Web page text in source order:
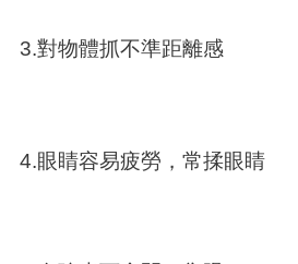
3.對物體抓不準距離感
4.眼睛容易疲勞，常揉眼睛